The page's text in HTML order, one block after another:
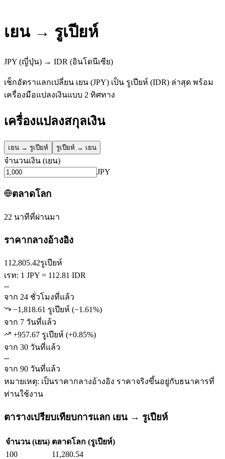
เยน→ รูเปียห์
JPY (ญี่ปุ่น) → IDR (อินโดนีเซีย)
เช็กอัตราแลกเปลี่ยน เยน (JPY) เป็น รูเปียห์ (IDR) ล่าสุด พร้อม
เครื่องมือแปลงเงินแบบ 2 ทิศทาง
เครื่องแปลงสกุลเงิน
เยน → รูเปียห์ รูเปียห์ → เยน
จำนวนเงิน (เยน)
JPY
ตลาดโลก
22 นาทีที่ผ่านมา
ราคากลางอ้างอิง
112,805.42รูเปียห์
เรท: 1 JPY = 112.81 IDR
--
จาก 24 ชั่วโมงที่แล้ว
−1,818.61 รูเปียห์ (−1.61%)
จาก 7 วันที่แล้ว
+957.67 รูเปียห์ (+0.85%)
จาก 30 วันที่แล้ว
--
จาก 90 วันที่แล้ว
หมายเหตุ: เป็นราคากลางอ้างอิง ราคาจริงขึ้นอยู่กับธนาคารที่
ท่านใช้งาน
ตารางเปรียบเทียบการแลก เยน → รูเปียห์
จำนวน (เยน) ตลาดโลก (รูเปียห์)
100
11,280.54